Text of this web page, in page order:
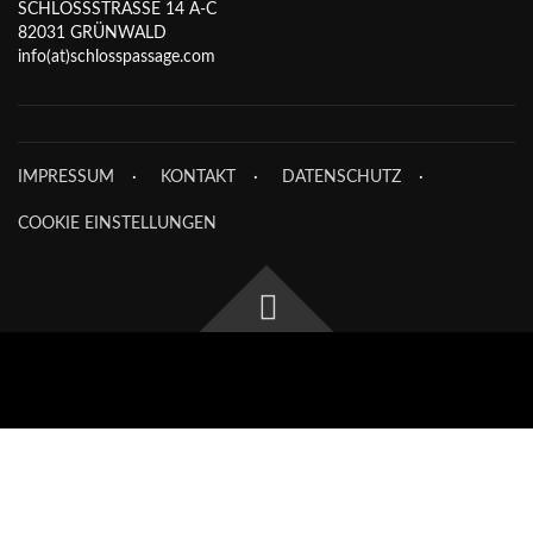
SCHLOSSSTRASSE 14 A-C
82031 GRÜNWALD
info(at)schlosspassage.com
IMPRESSUM KONTAKT DATENSCHUTZ
COOKIE EINSTELLUNGEN